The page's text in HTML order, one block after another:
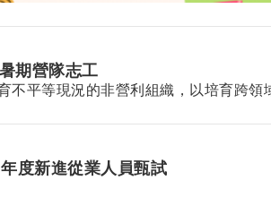
期營隊志工
不平等現況的非營利組織，以培育跨領
度新進從業人員甄試